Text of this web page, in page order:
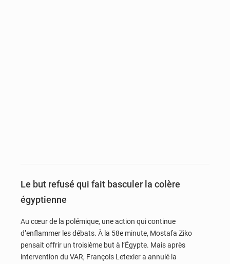
Le but refusé qui fait basculer la colère
égyptienne
Au cœur de la polémique, une action qui continue
d’enflammer les débats. À la 58e minute, Mostafa Ziko
pensait offrir un troisième but à l’Égypte. Mais après
intervention du VAR, François Letexier a annulé la